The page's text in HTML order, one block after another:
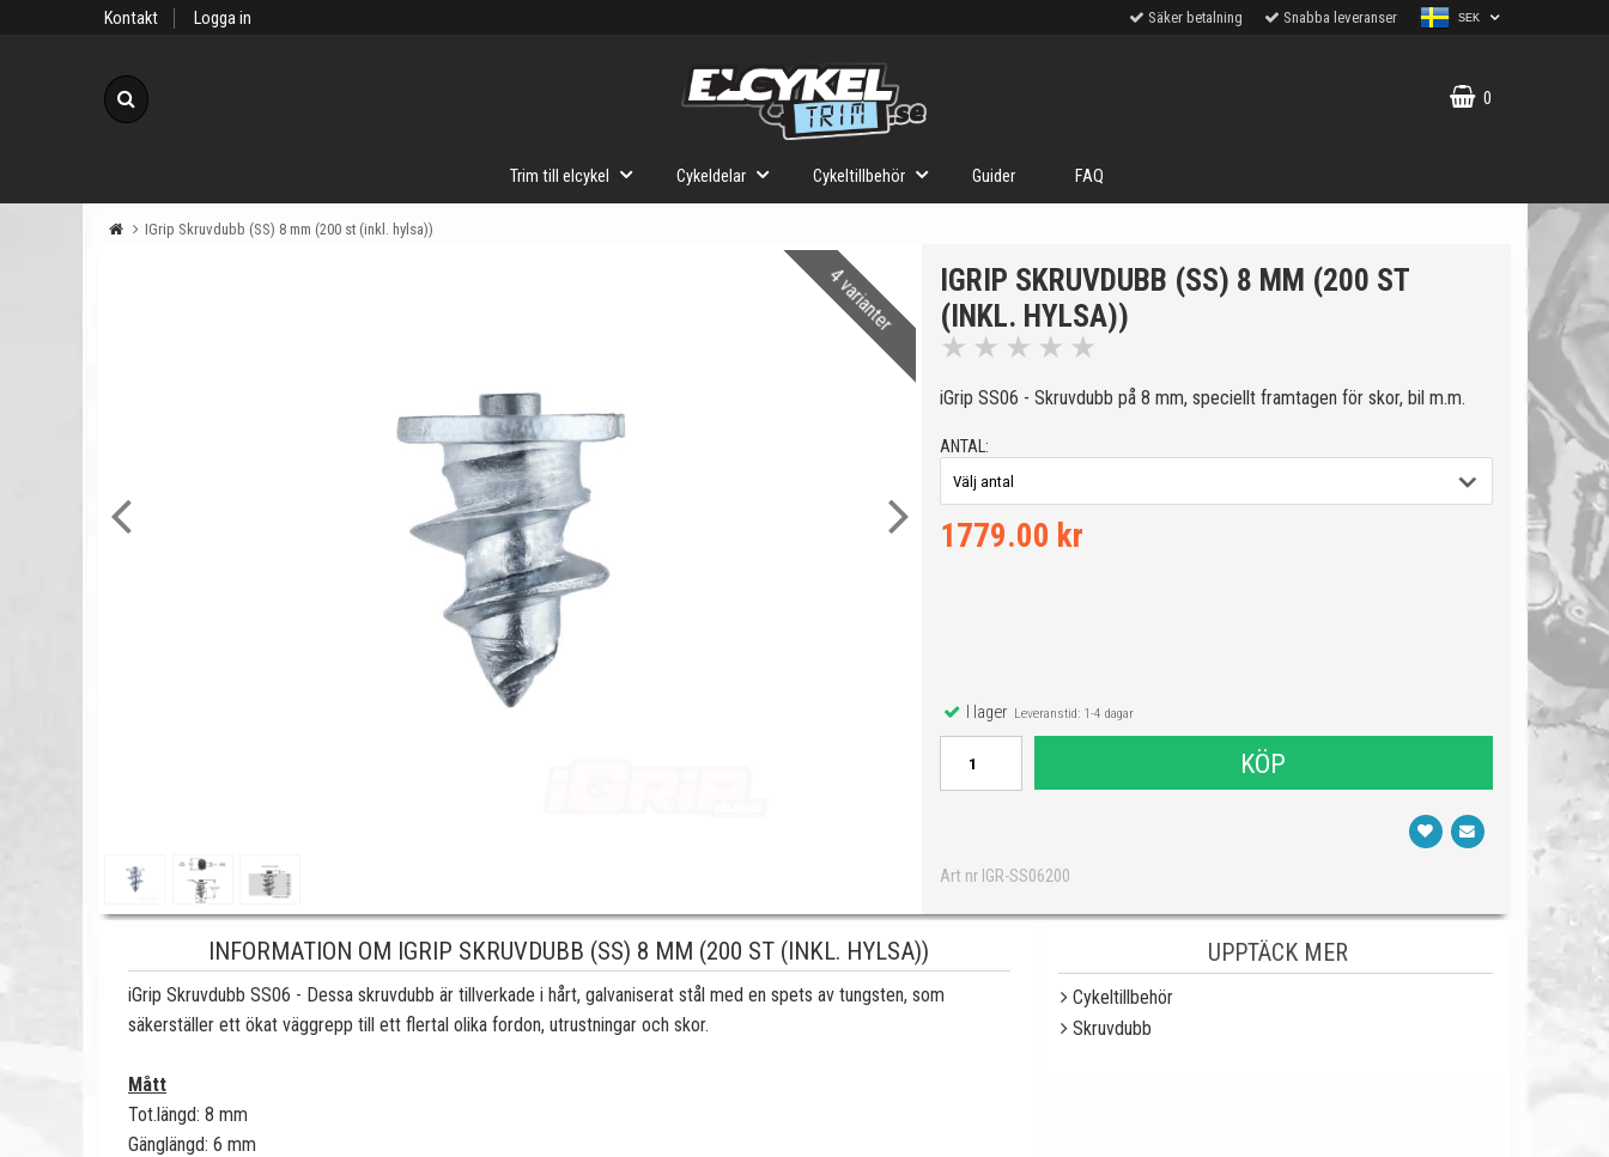
Kontakt Logga in Säker betalning Snabba leveranser SEK
0
Trim till elcykel Cykeldelar Cykeltillbehör Guider FAQ
IGrip Skruvdubb (SS) 8 mm (200 st (inkl. hylsa))
4 varianter
IGRIP SKRUVDUBB (SS) 8 MM (200 ST
(INKL. HYLSA))
★ ★ ★ ★ ★
iGrip SS06 - Skruvdubb på 8 mm, speciellt framtagen för skor, bil m.m.
ANTAL:
1779.00 kr
I lagerLeveranstid: 1-4 dagar
KÖP
Art nr IGR-SS06200
INFORMATION OM IGRIP SKRUVDUBB (SS) 8 MM (200 ST (INKL. HYLSA))
iGrip Skruvdubb SS06 - Dessa skruvdubb är tillverkade i hårt, galvaniserat stål med en spets av tungsten, som
säkerställer ett ökat väggrepp till ett flertal olika fordon, utrustningar och skor.
Mått
Tot.längd: 8 mm
Gänglängd: 6 mm
UPPTÄCK MER
Cykeltillbehör
Skruvdubb